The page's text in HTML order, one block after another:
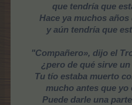
que tendría que
Hace ya muchos
y aún tendría que
"Compañero», dijo el
¿pero de qué sirve
Tu tío estaba muerto
mucho antes que yo
Puede darle una